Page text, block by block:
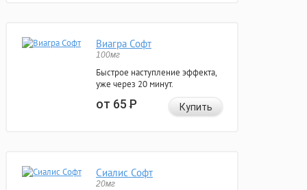
Виагра Софт
100мг
Быстрое наступление эффекта,
уже через 20 минут.
от 65Р Купить
Сиалис Софт
20мг